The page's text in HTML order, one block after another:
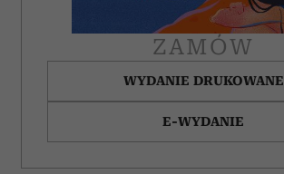
ZAMÓW
WYDANIE DRUKOWANE
E-WYDANIE